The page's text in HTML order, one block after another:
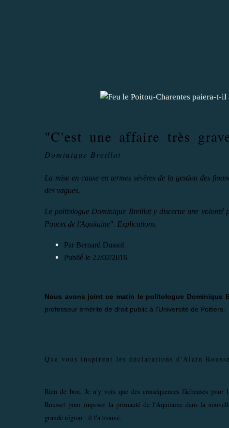
"C'est une affaire très
Dominique Breillat
La mise en cause en termes sévères de la gestion des
des vagues.
Le politologue Dominique Breillat y discerne une
Poucet de l'Aquitaine". Explications.
Par Bernard Dussol
Publié le 22/02/2016
Nous avons joint ce matin le politologue Dominique
professeur émérite de droit public à l'Université de Poitiers.
Que vous inspirent les déclarations d'Alain
Rien de bon. Je n'y vois que des conséquences fâcheuses
Rousset pour imposer la primauté de l'Aquitaine dans la
grande région : il l'a trouvé.